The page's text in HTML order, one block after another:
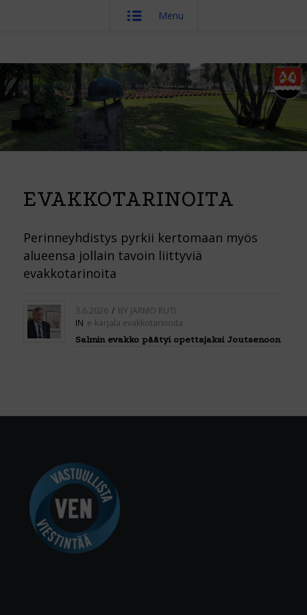
Menu
EVAKKOTARINOITA
Perinneyhdistys pyrkii kertomaan myös
alueensa jollain tavoin liittyviä
evakkotarinoita
3.6.2026 / BY JARMO RUTI
IN e-karjala evakkotarinoita
Salmin evakko päätyi opettajaksi Joutsenoon